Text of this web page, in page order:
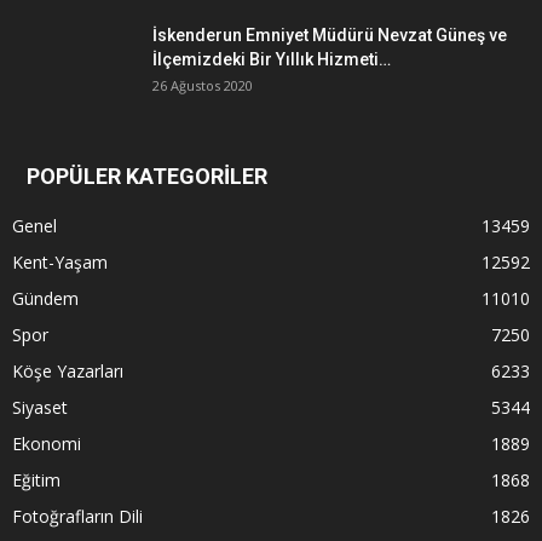
İskenderun Emniyet Müdürü Nevzat Güneş ve
İlçemizdeki Bir Yıllık Hizmeti…
26 Ağustos 2020
POPÜLER KATEGORİLER
Genel
13459
Kent-Yaşam
12592
Gündem
11010
Spor
7250
Köşe Yazarları
6233
Siyaset
5344
Ekonomi
1889
Eğitim
1868
Fotoğrafların Dili
1826